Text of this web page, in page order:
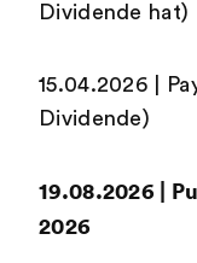
Dividende hat)
15.04.2026 |
Dividende)
19.08.2026 |
2026